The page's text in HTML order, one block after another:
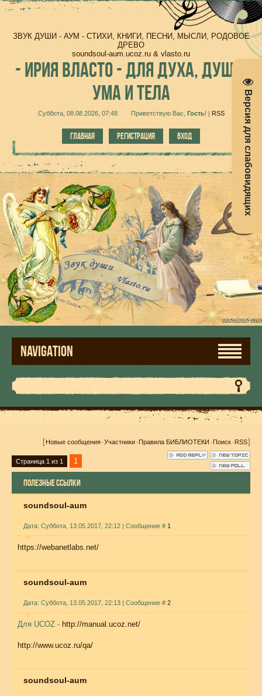
Версия для слабовидящих
ЗВУК ДУШИ - АУМ - СТИХИ, КНИГИ, ПЕСНИ, МЫСЛИ, РОДОВОЕ
ДРЕВО
soundsoul-aum.ucoz.ru & vlasto.ru
-ИРИЯ ВЛАСТО - ДЛЯ ДУХА, ДУШИ,
УМА И ТЕЛА
Суббота, 08.08.2026, 07:48 Приветствую Вас Гость!| RSS
ГЛАВНАЯ РЕГИСТРАЦИЯ ВХОД
NAVIGATION
[Новые сообщения·Участники·Правила БИБЛИОТЕКИ·Поиск·RSS]
Страница 1 из 1 1
ПОЛЕЗНЫЕ ССЫЛКИ
soundsoul-aum
Дата: Суббота, 13.05.2017, 22:12 | Сообщение # 1
https://webanetlabs.net/
soundsoul-aum
Дата: Суббота, 13.05.2017, 22:13 | Сообщение # 2
Для UCOZ - http://manual.ucoz.net/
http://www.ucoz.ru/qa/
soundsoul-aum